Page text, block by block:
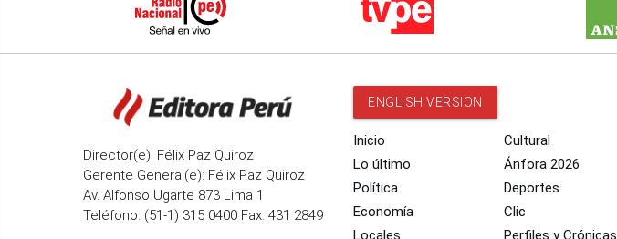
Director(e): Félix Paz Quiroz
Gerente General(e): Félix Paz Quiroz
Av. Alfonso Ugarte 873 Lima 1
Teléfono: (51-1) 315 0400 Fax: 431 2849
ENGLISH VERSION
Inicio
Lo último
Política
Economía
Locales
Cultural
Ánfora 2026
Deportes
Clic
Perfiles y Crónicas